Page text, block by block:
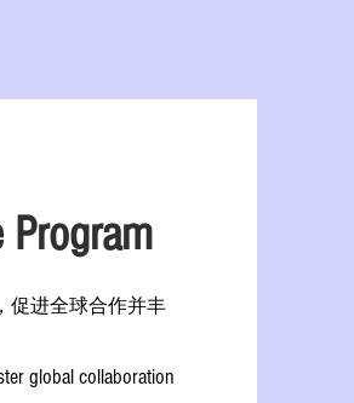
Program
促进全球合作并丰
global collaboration